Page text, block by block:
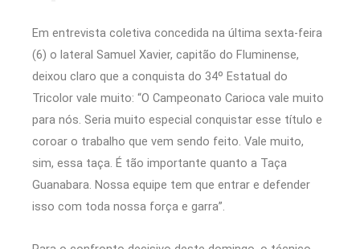
Em entrevista coletiva concedida na última sexta-feira
(6) o lateral Samuel Xavier, capitão do Fluminense,
deixou claro que a conquista do 34º Estatual do
Tricolor vale muito: “O Campeonato Carioca vale muito
para nós. Seria muito especial conquistar esse título e
coroar o trabalho que vem sendo feito. Vale muito,
sim, essa taça. É tão importante quanto a Taça
Guanabara. Nossa equipe tem que entrar e defender
isso com toda nossa força e garra”.